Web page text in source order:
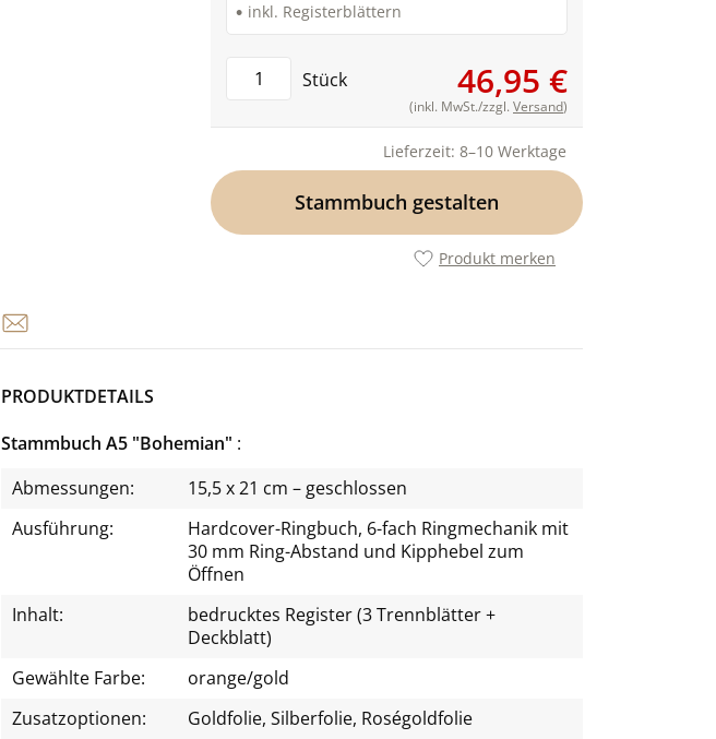
inkl. Registerblättern
Stück 46,95 €
(inkl. MwSt./zzgl. Versand)
Lieferzeit: 8–10 Werktage
Stammbuch gestalten
Produkt merken
PRODUKTDETAILS
Stammbuch A5 "Bohemian"
Abmessungen:
15,5 x 21 cm – geschlossen
Ausführung:
Hardcover-Ringbuch, 6-fach Ringmechanik mit
30 mm Ring-Abstand und Kipphebel zum
Öffnen
Inhalt:
bedrucktes Register (3 Trennblätter +
Deckblatt)
Gewählte Farbe:
orange/gold
Zusatzoptionen:
Goldfolie, Silberfolie, Roségoldfolie